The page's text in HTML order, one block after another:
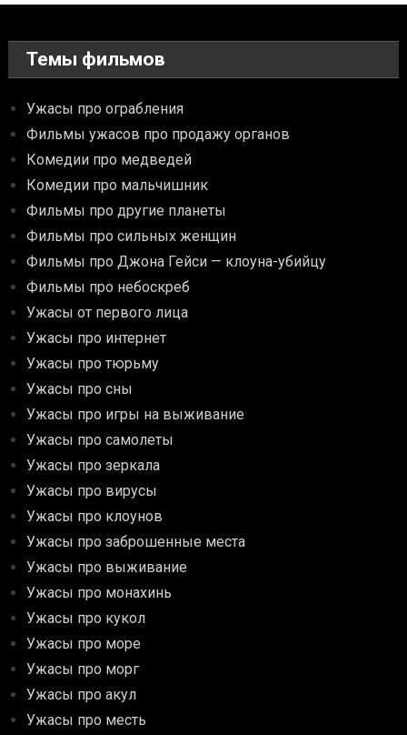
Темы фильмов
Ужасы про ограбления
Фильмы ужасов про продажу органов
Комедии про медведей
Комедии про мальчишник
Фильмы про другие планеты
Фильмы про сильных женщин
Фильмы про Джона Гейси — клоуна-убийцу
Фильмы про небоскреб
Ужасы от первого лица
Ужасы про интернет
Ужасы про тюрьму
Ужасы про сны
Ужасы про игры на выживание
Ужасы про самолеты
Ужасы про зеркала
Ужасы про вирусы
Ужасы про клоунов
Ужасы про заброшенные места
Ужасы про выживание
Ужасы про монахинь
Ужасы про кукол
Ужасы про море
Ужасы про морг
Ужасы про акул
Ужасы про месть